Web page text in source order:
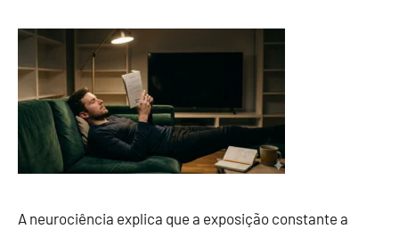
A neurociência explica que a exposição constante a